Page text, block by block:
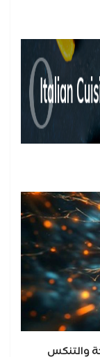
والتنكس